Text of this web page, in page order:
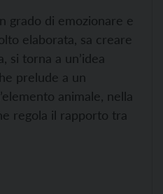
grado di emozionare e
elaborata, sa creare
si torna a un’idea
prelude a un
animale, nella
regola il rapporto tra